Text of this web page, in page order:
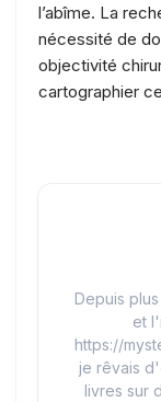
l’abîme. La
nécessité de
objectivité
cartographier
Depuis
et
https://
je rêvais
livres sur